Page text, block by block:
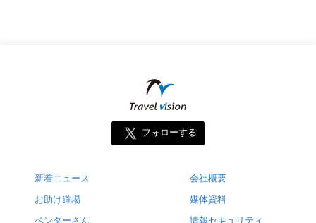
フォローする
新着ニュース
お助け道場
ベンダーさん
会社概要
媒体資料
情報セキュリティ